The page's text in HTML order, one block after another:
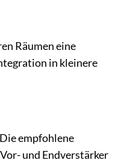
Räumen eine
in kleinere
empfohlene
und Endverstärker